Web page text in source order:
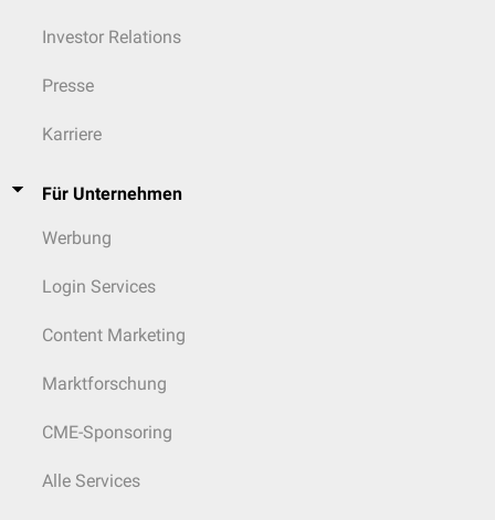
Investor Relations
Presse
Karriere
Für Unternehmen
Werbung
Login Services
Content Marketing
Marktforschung
CME-Sponsoring
Alle Services